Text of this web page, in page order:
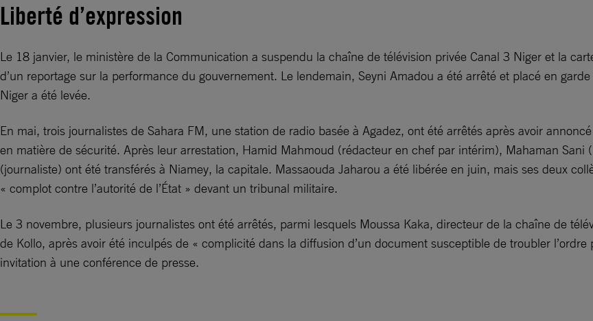
Liberté d’expression
Le 18 janvier, le ministère de la Communication a suspendu la chaîne de télévision privée Canal 3 Niger et la
d’un reportage sur la performance du gouvernement. Le lendemain, Seyni Amadou a été arrêté et placé en
Niger a été levée.
En mai, trois journalistes de Sahara FM, une station de radio basée à Agadez, ont été arrêtés après avoir
en matière de sécurité. Après leur arrestation, Hamid Mahmoud (rédacteur en chef par intérim), Mahaman Sani
(journaliste) ont été transférés à Niamey, la capitale. Massaouda Jaharou a été libérée en juin, mais ses deux
« complot contre l’autorité de l’État » devant un tribunal militaire.
Le 3 novembre, plusieurs journalistes ont été arrêtés, parmi lesquels Moussa Kaka, directeur de la chaîne de
de Kollo, après avoir été inculpés de « complicité dans la diffusion d’un document susceptible de troubler
invitation à une conférence de presse.